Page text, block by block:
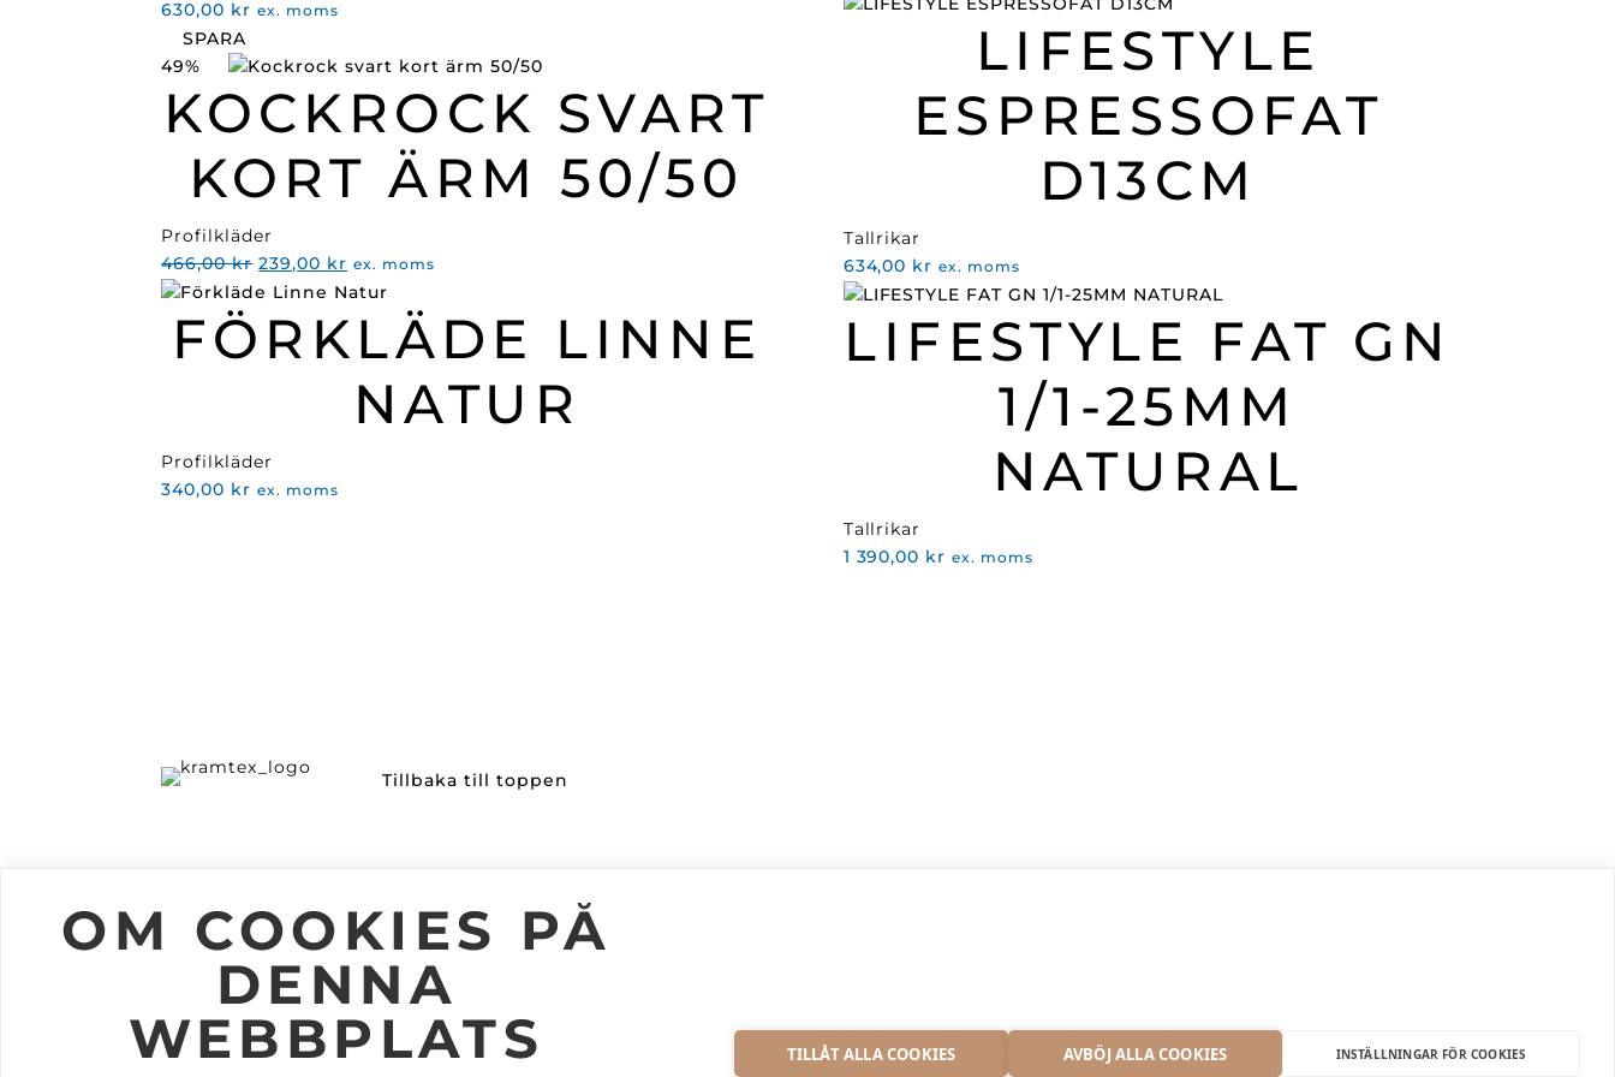
OM COOKIES PÅ
DENNA
WEBBPLATS
TILLÅT ALLA COOKIES AVBÖJ ALLA COOKIES INSTÄLLNINGAR FÖR COOKIES
630,00 kr ex. moms
SPARA
49%
KOCKROCK SVART
KORT ÄRM 50/50
Profilkläder
466,00kr Det
ursprungliga
priset
var:
239,00 kr Det
nuvarande
priset
ex. moms
FÖRKLÄDE LINNE
NATUR
Profilkläder
340,00 kr ex. moms
LIFESTYLE
ESPRESSOFAT
D13CM
Tallrikar
634,00 kr ex. moms
LIFESTYLE FAT GN
1/1-25MM
NATURAL
Tallrikar
1 390,00 kr ex. moms
Tillbaka till toppen
Om Kramtex
Jobba på Kramtex
Kataloger
Mitt Konto
Facebook